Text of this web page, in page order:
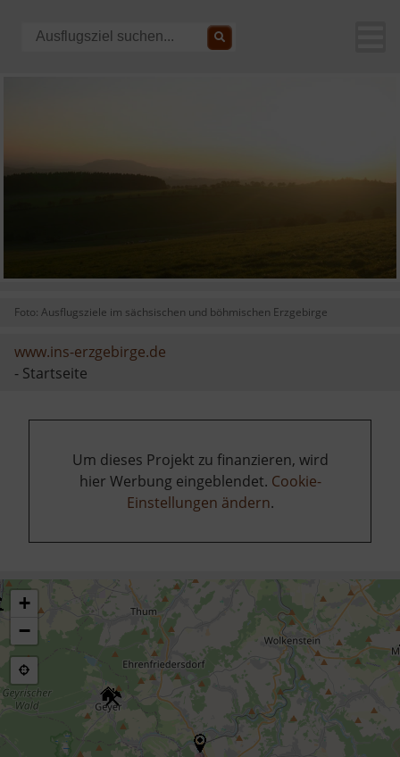
Foto: Ausflugsziele im sächsischen und böhmischen Erzgebirge
www.ins-erzgebirge.de
- Startseite
Um dieses Projekt zu finanzieren, wird
hier Werbung eingeblendet. Cookie-
Einstellungen ändern.
+
−